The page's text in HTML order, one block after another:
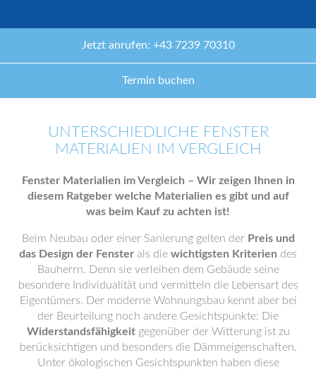
Jetzt anrufen: +43 7239 70310
Termin buchen
UNTERSCHIEDLICHE FENSTER
MATERIALIEN IM VERGLEICH
Fenster Materialien im Vergleich – Wir zeigen Ihnen in
diesem Ratgeber welche Materialien es gibt und auf
was beim Kauf zu achten ist!
Beim Neubau oder einer Sanierung gelten der Preis und
das Design der Fenster als die wichtigsten Kriterien des
Bauherrn. Denn sie verleihen dem Gebäude seine
besondere Individualität und vermitteln die Lebensart des
Eigentümers. Der moderne Wohnungsbau kennt aber bei
der Beurteilung noch andere Gesichtspunkte: Die
Widerstandsfähigkeitgegenüber der Witterung ist zu
berücksichtigen und besonders die Dämmeigenschaften.
Unter ökologischen Gesichtspunkten haben diese